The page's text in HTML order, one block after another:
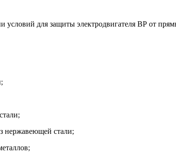
для защиты электродвигателя ВР от
нержавеющей стали;